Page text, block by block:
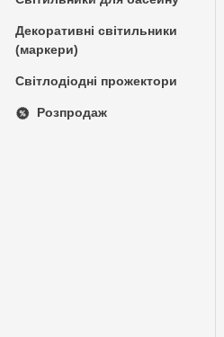
Декоративні світильники
(маркери)
Світлодіодні прожектори
Розпродаж